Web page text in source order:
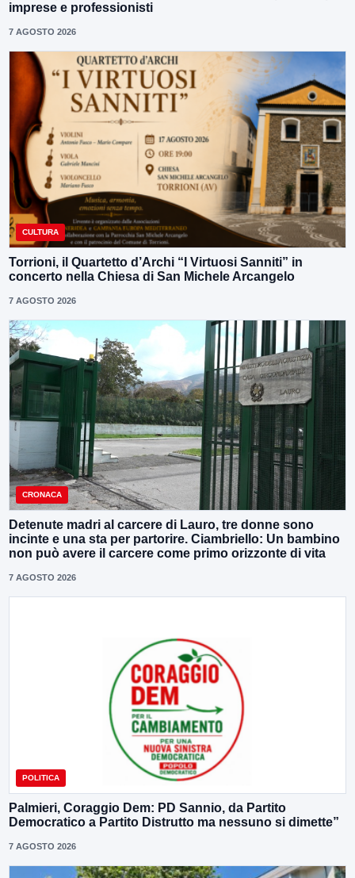
imprese e professionisti
7 AGOSTO 2026
CULTURA
Torrioni, il Quartetto d’Archi “I Virtuosi Sanniti” in
concerto nella Chiesa di San Michele Arcangelo
7 AGOSTO 2026
CRONACA
Detenute madri al carcere di Lauro, tre donne sono
incinte e una sta per partorire. Ciambriello: Un bambino
non può avere il carcere come primo orizzonte di vita
7 AGOSTO 2026
POLITICA
Palmieri, Coraggio Dem: PD Sannio, da Partito
Democratico a Partito Distrutto ma nessuno si dimette”
7 AGOSTO 2026